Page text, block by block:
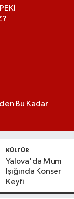
Bu Kadar
KÜLTÜR
Yalova'da Mum
Işığında Konser
Keyfi